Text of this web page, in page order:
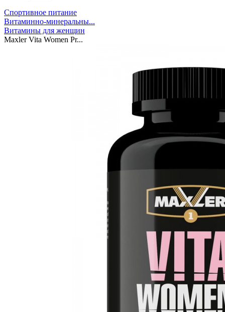
Спортивное питание
Витаминно-минеральны...
Витамины для женщин
Maxler Vita Women Pr...